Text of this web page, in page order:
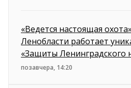
«Ведется настоящая
Ленобласти работает
«Защиты Ленинградского
позавчера, 14:20